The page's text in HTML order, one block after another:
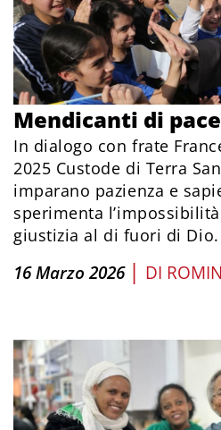
Mendicanti di pace
In dialogo con frate
2025 Custode di Terra
imparano pazienza e
sperimenta
giustizia al di fuori di Dio.
16 Marzo 2026 | DI